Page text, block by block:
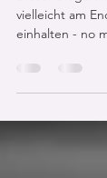
Dieser
einhalten - no